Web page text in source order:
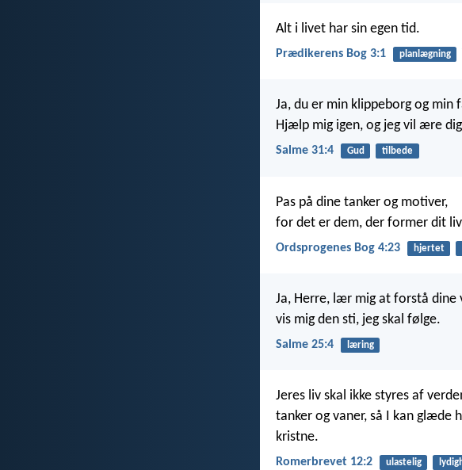
Alt i livet har sin egen tid.
Prædikerens Bog 3:1 planlægning
Ja, du er min klippeborg og min
Hjælp mig igen, og jeg vil ære
Salme 31:4 Gud tilbede
Pas på dine tanker og motiver,
for det er dem, der former dit
Ordsprogenes Bog 4:23 hjertet
Ja, Herre, lær mig at forstå dine
vis mig den sti, jeg skal følge.
Salme 25:4 læring
Jeres liv skal ikke styres af
tanker og vaner, så I kan glæde
kristne.
Romerbrevet 12:2 ulastelig